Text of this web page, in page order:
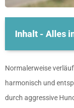
Inhalt - Alles
Normalerweise
harmonisch und
durch aggressive